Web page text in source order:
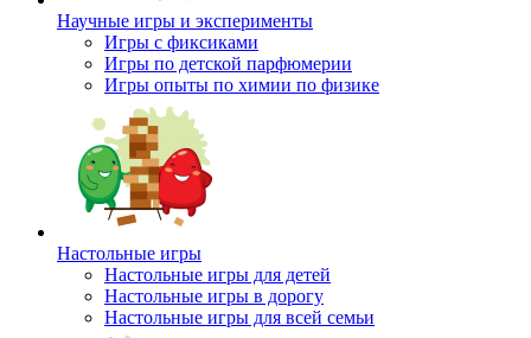
Научные игры и эксперименты
Игры с фиксиками
Игры по детской парфюмерии
Игры опыты по химии по физике
Настольные игры
Настольные игры для детей
Настольные игры в дорогу
Настольные игры для всей семьи